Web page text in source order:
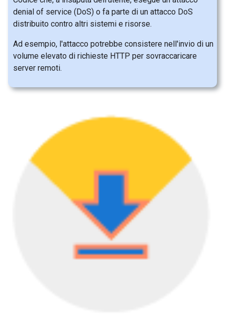
denial of service (DoS) o fa parte di un attacco DoS
distribuito contro altri sistemi e risorse.
Ad esempio, l'attacco potrebbe consistere nell'invio di un
volume elevato di richieste HTTP per sovraccaricare
server remoti.